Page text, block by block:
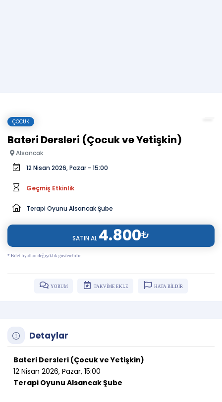
ÇOCUK
Bateri Dersleri (Çocuk ve Yetişkin)
Alsancak
12 Nisan 2026, Pazar - 15:00
Geçmiş Etkinlik
Terapi Oyunu Alsancak Şube
SATIN AL 4.800₺
* Bilet fiyatları değişiklik gösterebilir.
YORUM TAKVİME EKLE HATA BİLDİR
Detaylar
Bateri Dersleri (Çocuk ve Yetişkin)
12 Nisan 2026, Pazar, 15:00
Terapi Oyunu Alsancak Şube